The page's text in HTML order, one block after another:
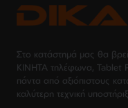
Στο κατάστημά μας θα
ΚΙΝΗΤΑ τηλέφωνα, Tablet
πάντα από αξιόπιστους
καλύτερη τεχνική